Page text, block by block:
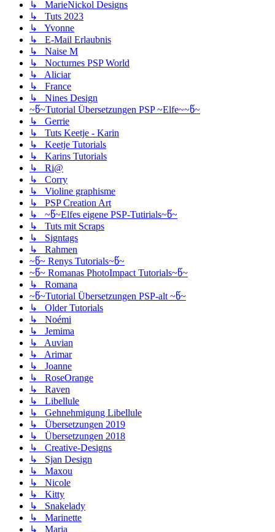
↳ MarieNickol Designs
↳ Tuts 2023
↳ Yvonne
↳ E-Mail Erlaubnis
↳ Naise M
↳ Nocturnes PSP World
↳ Aliciar
↳ France
↳ Nines Design
~წ~Tutorial Übersetzungen PSP ~Elfe~~წ~
↳ Gerrie
↳ Tuts Keetje - Karin
↳ Keetje Tutorials
↳ Karins Tutorials
↳ Ri@
↳ Corry
↳ Violine graphisme
↳ PSP Creation Art
↳ ~წ~Elfes eigene PSP-Tutirials~წ~
↳ Tuts mit Scraps
↳ Signtags
↳ Rahmen
~წ~ Renys Tutorials~წ~
~წ~ Romanas PhotoImpact Tutorials~წ~
↳ Romana
~წ~Tutorial Übersetzungen PSP-alt ~წ~
↳ Older Tutorials
↳ Noémi
↳ Jemima
↳ Auvian
↳ Arimar
↳ Joanne
↳ RoseOrange
↳ Raven
↳ Libellule
↳ Gehnehmigung Libellule
↳ Übersetzungen 2019
↳ Übersetzungen 2018
↳ Creative-Designs
↳ Sjan Design
↳ Maxou
↳ Nicole
↳ Kitty
↳ Snakelady
↳ Marinette
↳ Maria